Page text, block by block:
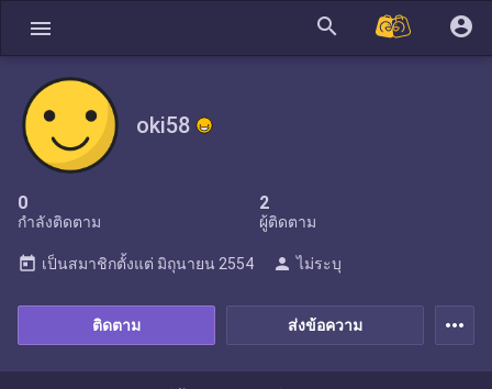
menu search account_circle
oki58
0
กำลังติดตาม
2
ผู้ติดตาม
ส่งข้อความ
ติดตาม
today เป็นสมาชิกตั้งแต่ มิถุนายน 2554 person ไม่ระบุ
more_horiz